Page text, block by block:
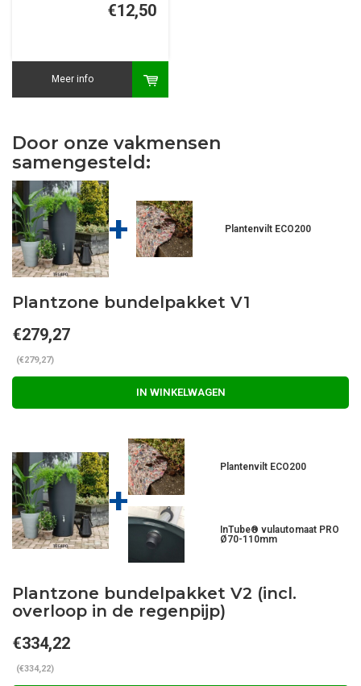
€12,50
Meer info
Door onze vakmensen
samengesteld:
+ Plantenvilt ECO200
Plantzone bundelpakket V1
€279,27
(€279,27)
IN WINKELWAGEN
+
Plantenvilt ECO200
InTube® vulautomaat PRO
Ø70-110mm
Plantzone bundelpakket V2 (incl.
overloop in de regenpijp)
€334,22
(€334,22)